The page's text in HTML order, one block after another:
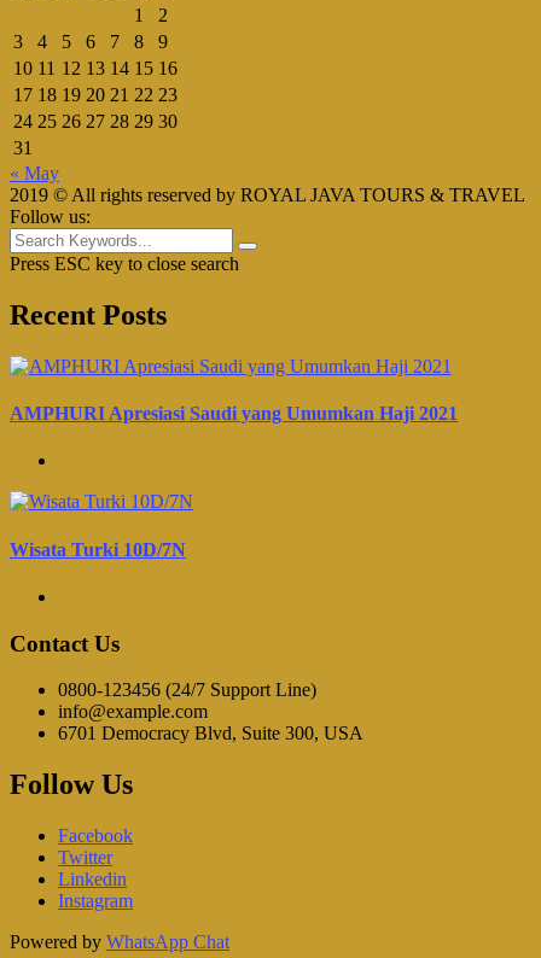
1
2
3
4 5 6 7 8
9
10 11 12 13 14 15 16
17 18 19 20 21 22 23
24 25 26 27 28 29 30
31
« May
2019 © All rights reserved by ROYAL JAVA TOURS & TRAVEL
Follow us:
Press ESC key to close search
Recent Posts
AMPHURI Apresiasi Saudi yang Umumkan Haji 2021
Wisata Turki 10D/7N
Contact Us
0800-123456 (24/7 Support Line)
info@example.com
6701 Democracy Blvd, Suite 300, USA
Follow Us
Facebook
Twitter
Linkedin
Instagram
Powered by WhatsApp Chat